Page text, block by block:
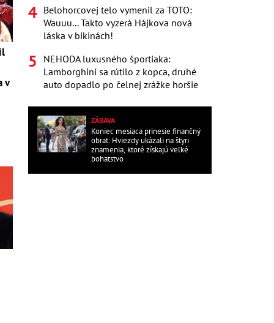
v
Belohorcovej telo vymenil za TOTO:
Wauuu... Takto vyzerá Hájkova nová
láska v bikinách!
NEHODA luxusného športiaka:
Lamborghini sa rútilo z kopca, druhé
auto dopadlo po čelnej zrážke horšie
ZÁBAVA
Koniec mesiaca prinesie finančný
obrat: Hviezdy ukázali na štyri
znamenia, ktoré získajú veľké
bohatstvo